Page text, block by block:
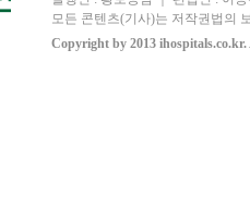
모든 콘텐츠(기사)는 저작권법의
Copyright by 2013 ihospitals.co.kr.